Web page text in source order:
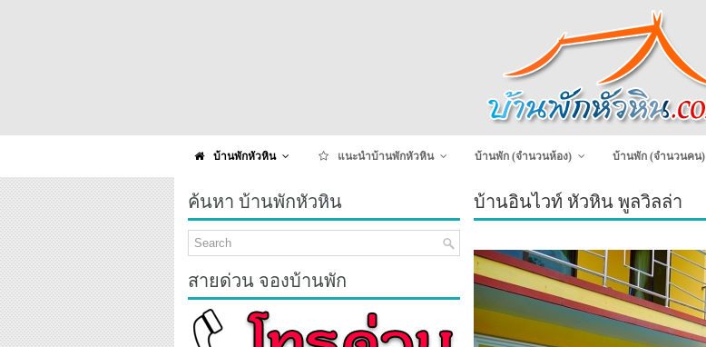
บ้านพักหัวหิน แนะนำบ้านพักหัวหิน บ้านพัก (จำนวนห้อง) บ้านพัก (จำนวนคน)
บ้านอินไวท์ หัวหิน พูลวิลล่า
ค้นหา บ้านพักหัวหิน
สายด่วน จองบ้านพัก